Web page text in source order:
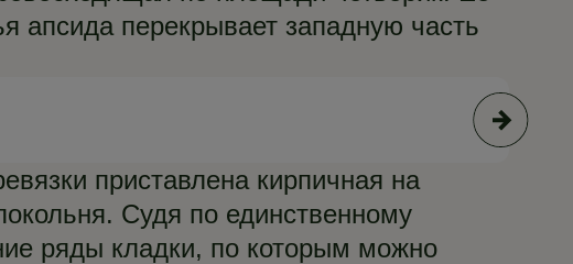
апсида перекрывает западную часть
приставлена кирпичная на
Судя по единственному
ряды кладки, по которым можно